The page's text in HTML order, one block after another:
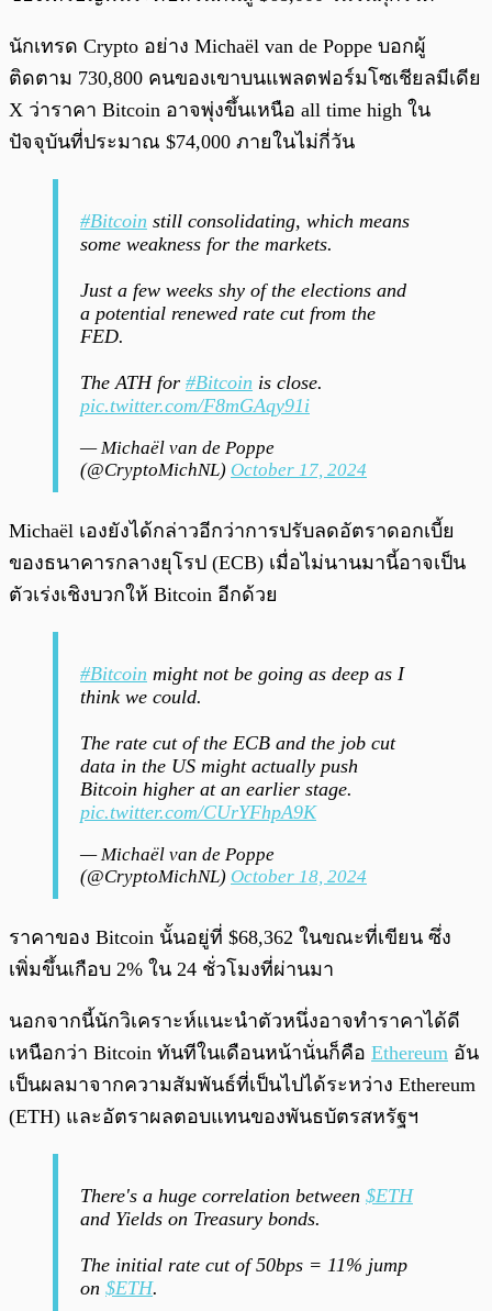
นักเทรด Crypto อย่าง Michaël van de Poppe บอกผู้
ติดตาม 730,800 คนของเขาบนแพลตฟอร์มโซเชียลมีเดีย
X ว่าราคา Bitcoin อาจพุ่งขึ้นเหนือ all time high ใน
ปัจจุบันที่ประมาณ $74,000 ภายในไม่กี่วัน
#Bitcoin still consolidating, which means
some weakness for the markets.
Just a few weeks shy of the elections and
a potential renewed rate cut from the
FED.
The ATH for #Bitcoin is close.
pic.twitter.com/F8mGAqy91i
— Michaël van de Poppe
(@CryptoMichNL) October 17, 2024
Michaël เองยังได้กล่าวอีกว่าการปรับลดอัตราดอกเบี้ย
ของธนาคารกลางยุโรป (ECB) เมื่อไม่นานมานี้อาจเป็น
ตัวเร่งเชิงบวกให้ Bitcoin อีกด้วย
#Bitcoin might not be going as deep as I
think we could.
The rate cut of the ECB and the job cut
data in the US might actually push
Bitcoin higher at an earlier stage.
pic.twitter.com/CUrYFhpA9K
— Michaël van de Poppe
(@CryptoMichNL) October 18, 2024
ราคาของ Bitcoin นั้นอยู่ที่ $68,362 ในขณะที่เขียน ซึ่ง
เพิ่มขึ้นเกือบ 2% ใน 24 ชั่วโมงที่ผ่านมา
นอกจากนี้นักวิเคราะห์แนะนำตัวหนึ่งอาจทำราคาได้ดี
เหนือกว่า Bitcoin ทันทีในเดือนหน้านั่นก็คือ Ethereum อัน
เป็นผลมาจากความสัมพันธ์ที่เป็นไปได้ระหว่าง Ethereum
(ETH) และอัตราผลตอบแทนของพันธบัตรสหรัฐฯ
There's a huge correlation between $ETH
and Yields on Treasury bonds.
The initial rate cut of 50bps = 11% jump
on $ETH.